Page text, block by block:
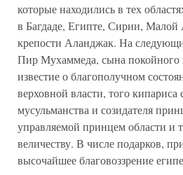
которые находились в тех
в Багдаде, Египте, Сирии, Малой
крепости Аланджак. На
Пир Мухаммеда, сына покойного
известие о благополучном
верховной власти, того кипариса
мусульманства и созидателя
управляемой принцем области
величеству. В числе подарков,
высочайшее благовоззрение